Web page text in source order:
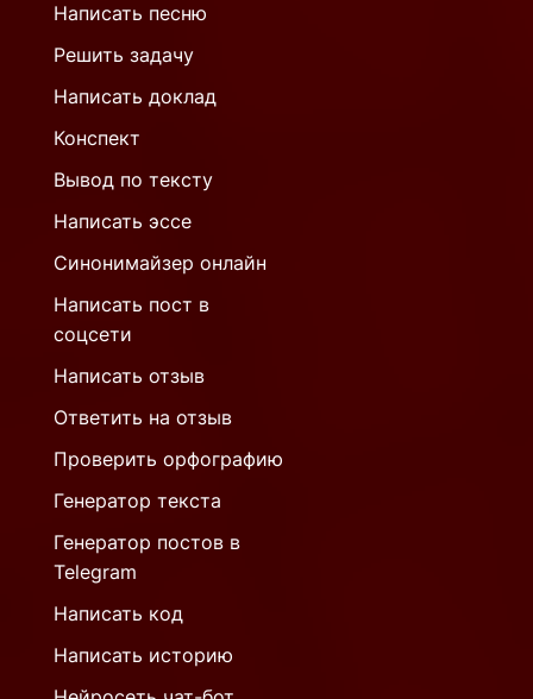
Написать песню
Решить задачу
Написать доклад
Конспект
Вывод по тексту
Написать эссе
Синонимайзер онлайн
Написать пост в
соцсети
Написать отзыв
Ответить на отзыв
Проверить орфографию
Генератор текста
Генератор постов в
Telegram
Написать код
Написать историю